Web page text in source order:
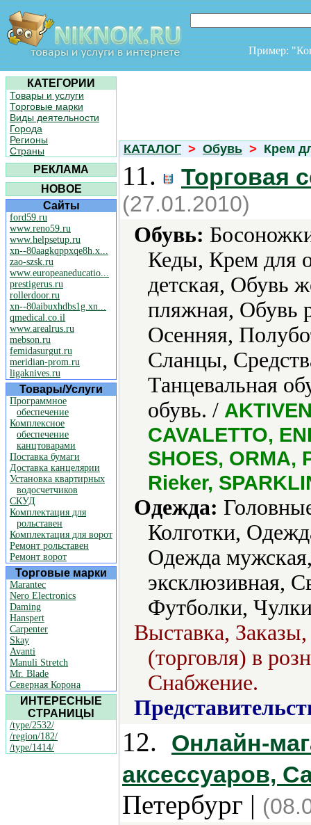
Пример:
КАТЕГОРИИ
Товары и услуги
Торговые марки
Виды деятельности
Города
Регионы
Страны
РЕКЛАМА
НОВОЕ
Сайты
ford59.ru
www.reno59.ru
www.helpsetup.ru
xn--80aagkqppxqe8h.x...
zao-szsk.ru
www.europeaneducatio...
prestigerus.ru
rollerdoor.ru
xn--80aibuxhdbs1g.xn...
qmedical.co.il
www.arealrus.ru
mebson.ru
femidasurgut.ru
meridian-prom.ru
ligaknives.ru
Товары/Услуги
Программное
обеспечение
Комплексное
обеспечение
канцтоварами
Поставка бумаги
Доставка канцелярии
Установка квартирных
водосчетчиков
СКУД
Комплектация для
рольставен
Комплектация для ворот
Ремонт рольставен
Ремонт ворот
Торговые марки
Marantec
Nero Electronics
Daming
Hanspert
Carpenter
Skay
Avanti
Manuli Stretch
Mr. Blade
Северная Корона
ИНТЕРЕСНЫЕ
СТРАНИЦЫ
/type/2532/
/region/182/
/type/1414/
КАТАЛОГ > Обувь > Крем
11. Торговая
(27.01.2010)
Обувь:
Кеды, Крем для
детская, Обувь
пляжная, Обувь
Осенняя,
Сланцы,
Танцевальная
обувь. /
CAVALETTO,
SHOES, ORMA,
Rieker,
Одежда:
Колготки,
Одежда
эксклюзивная,
Футболки,
Выставка,
(торговля) в
Снабжение.
12.
Онлайн-
аксессуаров,
Петербург |